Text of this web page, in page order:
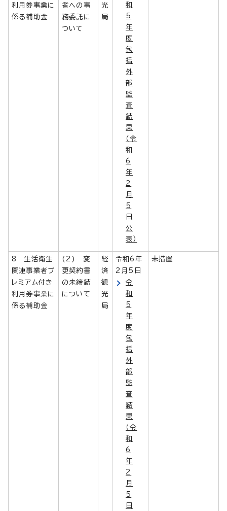
利用券事業に
係る補助金
者への事
務委託に
ついて
光
局
和
5
年
度
包
括
外
部
監
査
結
果
（令
和
6
年
2
月
5
日
公
表）
8 生活衛生
関連事業者プ
レミアム付き
利用券事業に
係る補助金
(2) 変
更契約書
の未締結
について
経
済
観
光
局
令和6年
2月5日
令
和
5
年
度
包
括
外
部
監
査
結
果
（令
和
6
年
2
月
5
日
未措置